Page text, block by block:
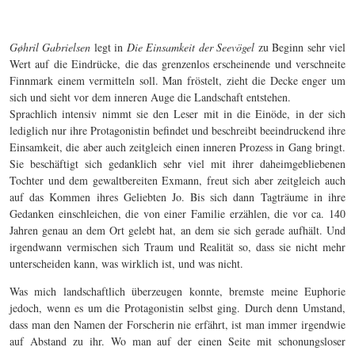
Gøhril Gabrielsen legt in Die Einsamkeit der Seevögel zu Beginn sehr viel
Wert auf die Eindrücke, die das grenzenlos erscheinende und verschneite
Finnmark einem vermitteln soll. Man fröstelt, zieht die Decke enger um
sich und sieht vor dem inneren Auge die Landschaft entstehen.
Sprachlich intensiv nimmt sie den Leser mit in die Einöde, in der sich
lediglich nur ihre Protagonistin befindet und beschreibt beeindruckend ihre
Einsamkeit, die aber auch zeitgleich einen inneren Prozess in Gang bringt.
Sie beschäftigt sich gedanklich sehr viel mit ihrer daheimgebliebenen
Tochter und dem gewaltbereiten Exmann, freut sich aber zeitgleich auch
auf das Kommen ihres Geliebten Jo. Bis sich dann Tagträume in ihre
Gedanken einschleichen, die von einer Familie erzählen, die vor ca. 140
Jahren genau an dem Ort gelebt hat, an dem sie sich gerade aufhält. Und
irgendwann vermischen sich Traum und Realität so, dass sie nicht mehr
unterscheiden kann, was wirklich ist, und was nicht.
Was mich landschaftlich überzeugen konnte, bremste meine Euphorie
jedoch, wenn es um die Protagonistin selbst ging. Durch denn Umstand,
dass man den Namen der Forscherin nie erfährt, ist man immer irgendwie
auf Abstand zu ihr. Wo man auf der einen Seite mit schonungsloser